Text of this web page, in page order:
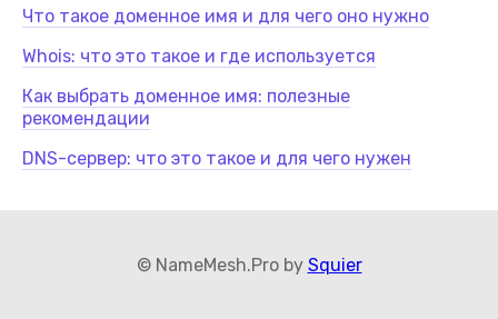
Что такое доменное имя и для чего оно нужно
Whois: что это такое и где используется
Как выбрать доменное имя: полезные
рекомендации
DNS-сервер: что это такое и для чего нужен
© NameMesh.Pro by Squier